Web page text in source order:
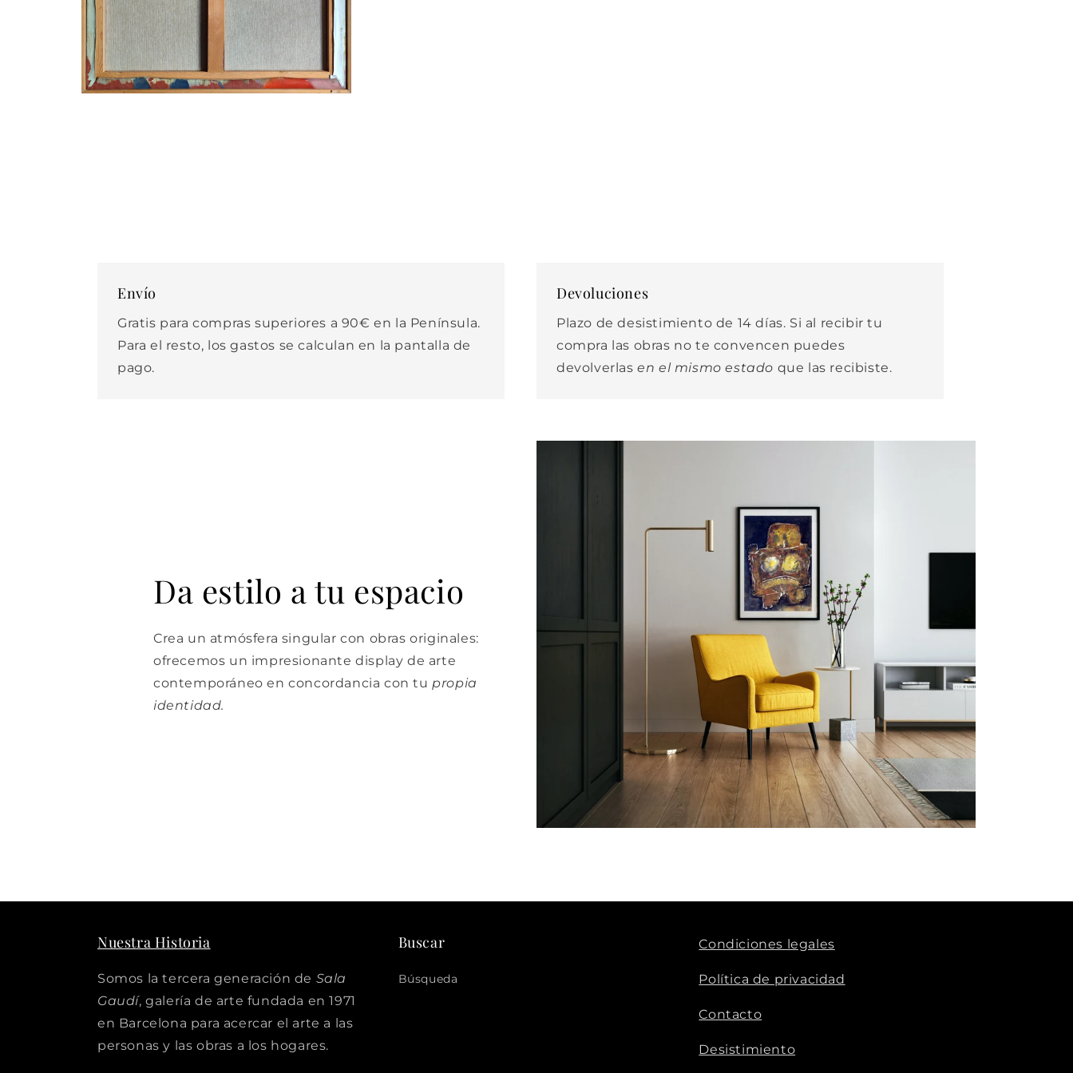
Envío
Gratis para compras superiores a 90€ en la Península.
Para el resto, los gastos se calculan en la pantalla de
pago.
Devoluciones
Plazo de desistimiento de 14 días. Si al recibir tu
compra las obras no te convencen puedes
devolverlasen el mismo estado que las recibiste.
Da estilo a tu espacio
Crea un atmósfera singular con obras originales:
ofrecemos un impresionante display de arte
contemporáneo en concordancia con tu propia
identidad.
Nuestra Historia
Somos la tercera generación de Sala
Gaudí, galería de arte fundada en 1971
en Barcelona para acercar el arte a las
personas y las obras a los hogares.
Buscar
Búsqueda
Condiciones legales
Política de privacidad
Contacto
Desistimiento